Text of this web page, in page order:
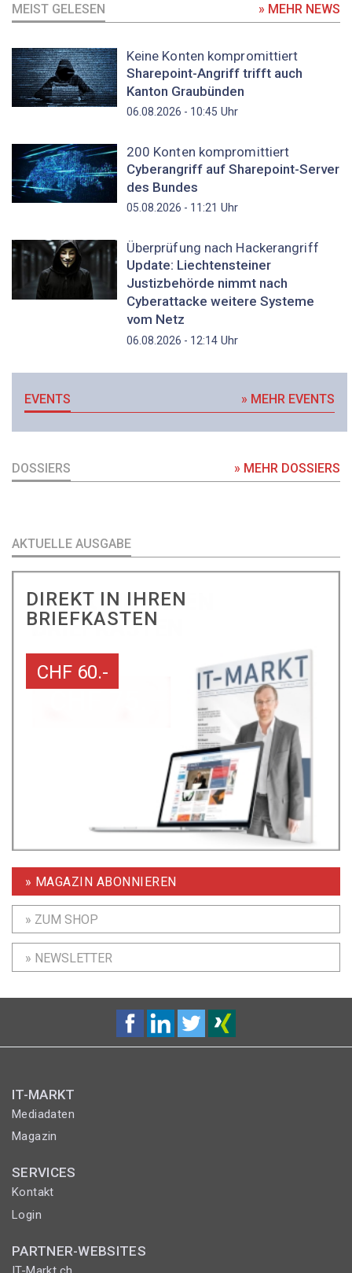
MEIST GELESEN » MEHR NEWS
Keine Konten kompromittiert
Sharepoint-Angriff trifft auch
Kanton Graubünden
06.08.2026 - 10:45 Uhr
200 Konten kompromittiert
Cyberangriff auf Sharepoint-Server
des Bundes
05.08.2026 - 11:21 Uhr
Überprüfung nach Hackerangriff
Update: Liechtensteiner
Justizbehörde nimmt nach
Cyberattacke weitere Systeme
vom Netz
06.08.2026 - 12:14Uhr
EVENTS » MEHR EVENTS
DOSSIERS » MEHR DOSSIERS
AKTUELLE AUSGABE
DIREKT IN IHREN
BRIEFKASTEN
CHF 60.-
» MAGAZIN ABONNIEREN
» ZUM SHOP
» NEWSLETTER
IT-MARKT
Mediadaten
Magazin
SERVICES
Kontakt
Login
PARTNER-WEBSITES